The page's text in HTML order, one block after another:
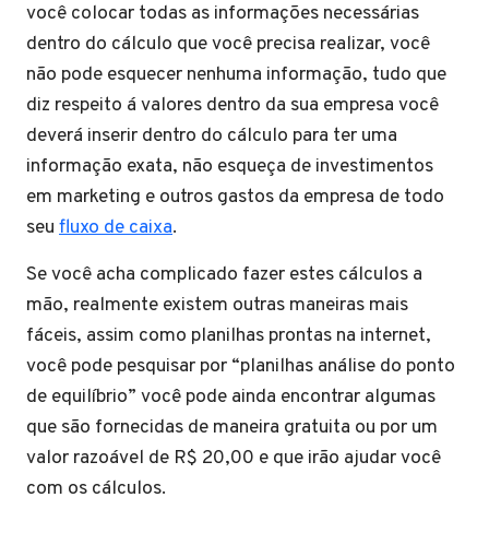
você colocar todas as informações necessárias
dentro do cálculo que você precisa realizar, você
não pode esquecer nenhuma informação, tudo que
diz respeito á valores dentro da sua empresa você
deverá inserir dentro do cálculo para ter uma
informação exata, não esqueça de investimentos
em marketing e outros gastos da empresa de todo
seu fluxo de caixa.
Se você acha complicado fazer estes cálculos a
mão, realmente existem outras maneiras mais
fáceis, assim como planilhas prontas na internet,
você pode pesquisar por “planilhas análise do ponto
de equilíbrio” você pode ainda encontrar algumas
que são fornecidas de maneira gratuita ou por um
valor razoável de R$ 20,00 e que irão ajudar você
com os cálculos.